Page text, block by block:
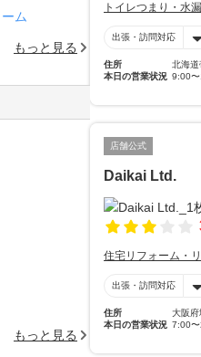
トイレつまり・水
出張・訪問対応
住所
北海道
本日の営業状況 9:00
店舗公式
Daikai Ltd.
住宅リフォーム・
出張・訪問対応
住所
大阪
本日の営業状況 7:00
ム
もっと見る
もっと見る